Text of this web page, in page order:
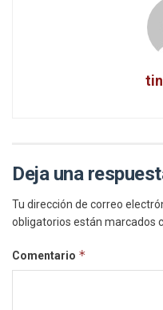
Deja una
Tu dirección de correo
obligatorios están marcados
Comentario *